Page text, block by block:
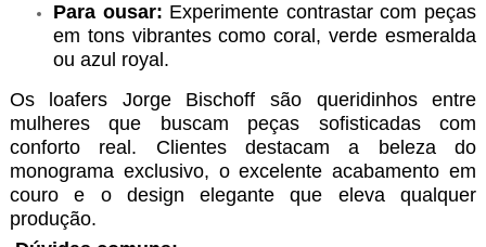
Para ousar: Experimente contrastar com peças
em tons vibrantes como coral, verde esmeralda
ou azul royal.
Os loafers Jorge Bischoff são queridinhos entre
mulheres que buscam peças sofisticadas com
conforto real. Clientes destacam a beleza do
monograma exclusivo, o excelente acabamento em
couro e o design elegante que eleva qualquer
produção.